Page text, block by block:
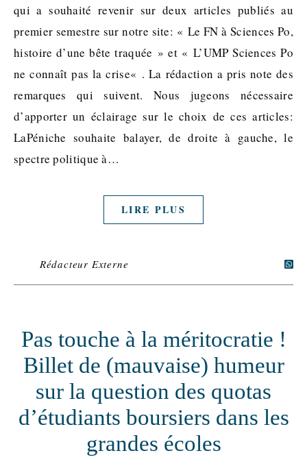
qui a souhaité revenir sur deux articles publiés au
premier semestre sur notre site: « Le FN à Sciences Po,
histoire d’une bête traquée » et « L’UMP Sciences Po
ne connaît pas la crise« . La rédaction a pris note des
remarques qui suivent. Nous jugeons nécessaire
d’apporter un éclairage sur le choix de ces articles:
LaPéniche souhaite balayer, de droite à gauche, le
spectre politique à…
LIRE PLUS
Rédacteur Externe
Pas touche à la méritocratie !
Billet de (mauvaise) humeur
sur la question des quotas
d’étudiants boursiers dans les
grandes écoles